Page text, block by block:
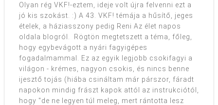
Olyan rég VKF!-eztem, ideje volt újra felvenni ezt a
jó kis szokást. :) A 43. VKF! témája a hűsítő, jeges
ételek, a háziasszony pedig Reni Az élet napos
oldala blogról. Rögtön megtetszett a téma, főleg,
hogy egybevágott a nyári fagyigépes
fogadalmammal. Ez az egyik legjobb csokifagyi a
világon - krémes, nagyon csokis, és nincs benne
ijesztő tojás (hiába csináltam már párszor, fáradt
napokon mindig frászt kapok attól az instrukciótól,
hogy "de ne legyen túl meleg, mert rántotta lesz